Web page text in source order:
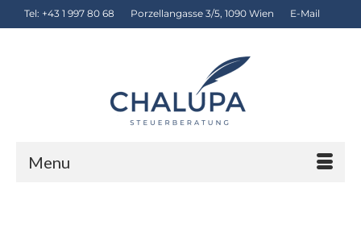
Tel: +43 1 997 80 68 Porzellangasse 3/5, 1090 Wien E-Mail
Menu